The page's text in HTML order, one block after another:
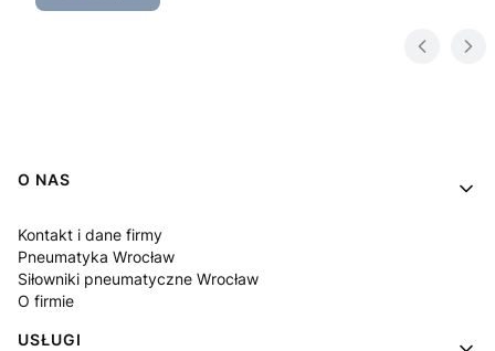
Linki w stopce
O NAS
Kontakt i dane firmy
Pneumatyka Wrocław
Siłowniki pneumatyczne Wrocław
O firmie
USŁUGI